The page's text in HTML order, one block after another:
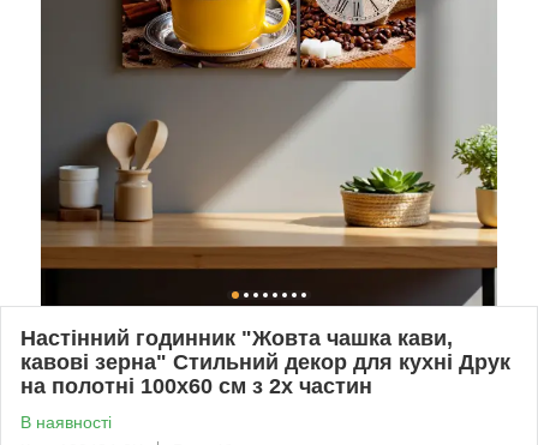
Настінний годинник "Жовта чашка кави,
кавові зерна" Стильний декор для кухні Друк
на полотні 100х60 см з 2х частин
В наявності